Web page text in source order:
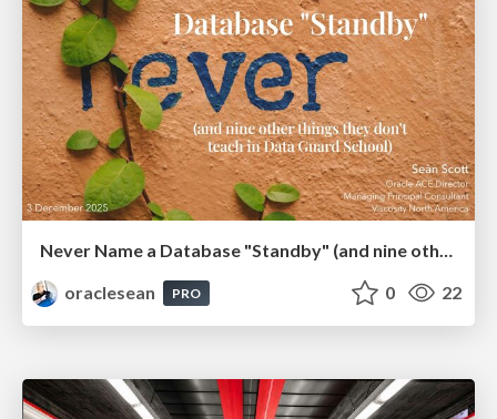
oraclesean
PRO 0 22